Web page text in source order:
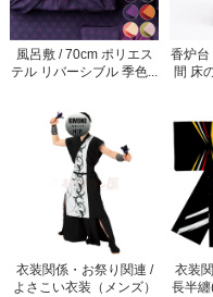
風呂敷 / 70cm ポリエス
テル リバーシブル 季色...
香炉台
間 床
衣装関係・お祭り関連 /
よさこい衣装（メンズ）
衣装
長半